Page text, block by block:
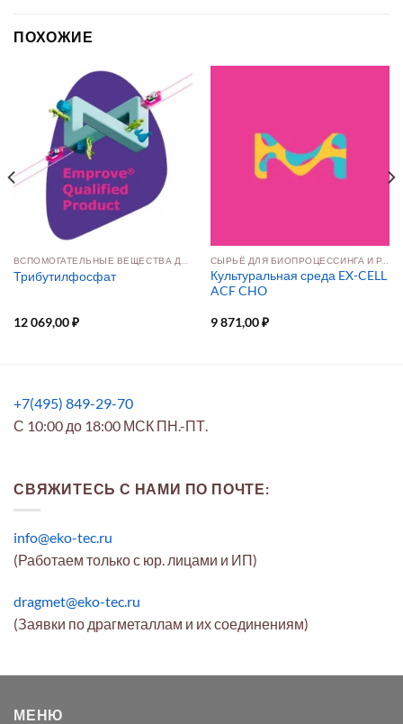
ПОХОЖИЕ
Трибутилфосфат
12 069,00₽
Культуральная среда EX-CELL
ACF CHO
9 871,00₽
+7(495) 849-29-70
С 10:00 до 18:00 МСК ПН.-ПТ.
СВЯЖИТЕСЬ С НАМИ ПО ПОЧТЕ:
info@eko-tec.ru
(Работаем только с юр. лицами и ИП)
dragmet@eko-tec.ru
(Заявки по драгметаллам и их соединениям)
МЕНЮ